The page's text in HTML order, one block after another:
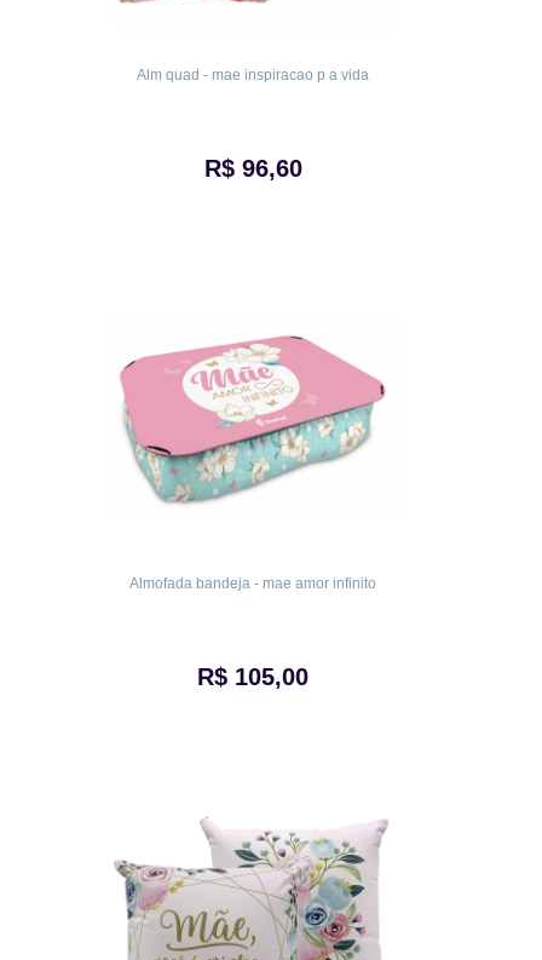
Alm quad - mae inspiracao p a vida
R$ 96,60
Almofada bandeja - mae amor infinito
R$ 105,00